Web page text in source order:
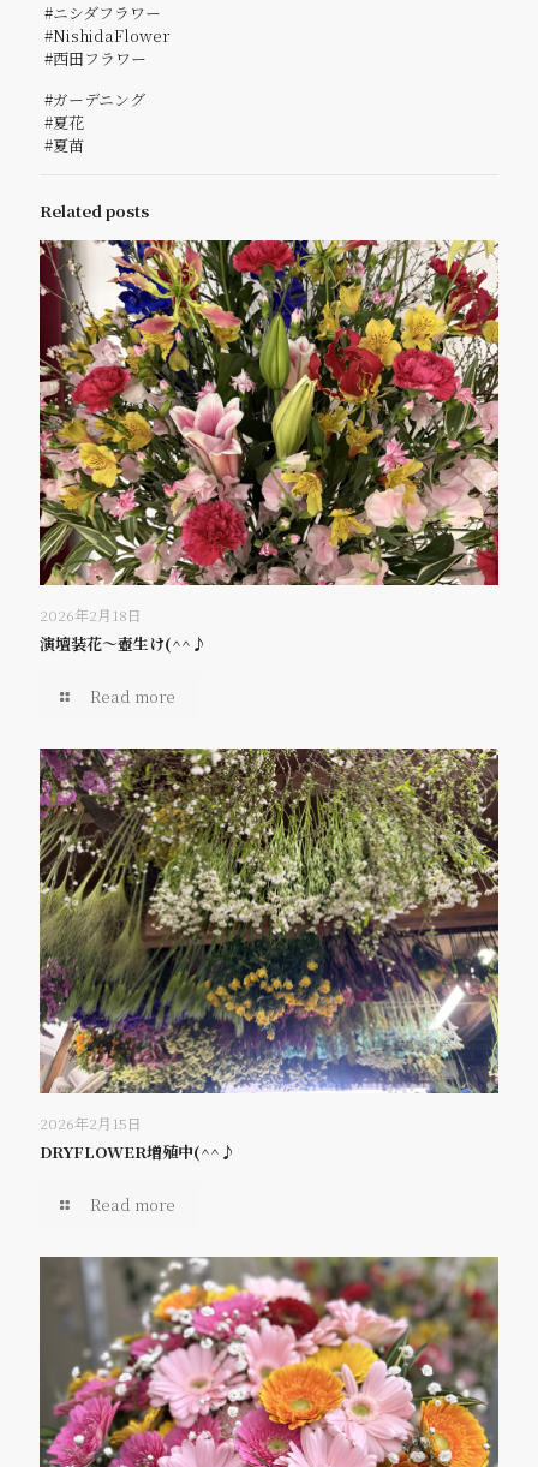
#ニシダフラワー
#NishidaFlower
#西田フラワー
#ガーデニング
#夏花
#夏苗
Related posts
2026年2月18日
演壇装花～壺生け(^^♪
Read more
2026年2月15日
DRYFLOWER増殖中(^^♪
Read more